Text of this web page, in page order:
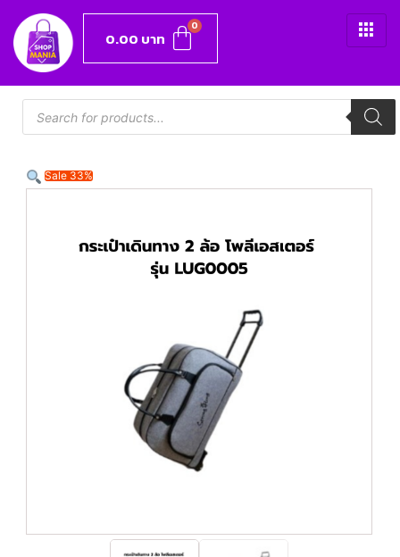
0.00 บาท
Sale 33%